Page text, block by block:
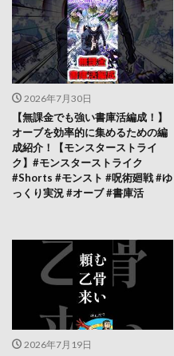
2026年7月30日
【無課金でも強い書庫活編成！】
オーブを効率的に集めるための編
成紹介！【モンスターストライ
ク】#モンスターストライク
#Shorts #モンスト #呪術廻戦 #ゆ
っくり実況 #オーブ #書庫活
2026年7月19日